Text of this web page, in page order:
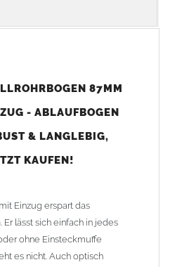
hineinstecken - direkt
87MM
- ABLAUFBOGEN
& LANGLEBIG,
KAUFEN!
Einzug erspart das
. Er lässt sich einfach in jedes
ohne Einsteckmuffe
es nicht. Auch optisch